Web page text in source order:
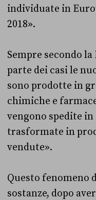
individuate in
2018».
Sempre secondo
parte dei casi le
sono prodotte in
chimiche e
vengono spedite in
trasformate in
vendute».
Questo fenomeno
sostanze, dopo